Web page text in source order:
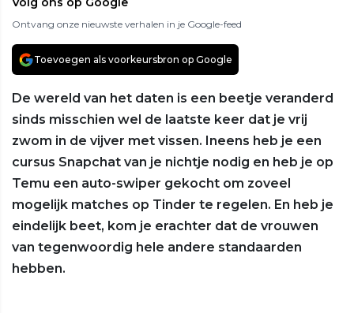
Ontvang onze nieuwste verhalen in je Google-feed
Toevoegen als voorkeursbron op Google
De wereld van het daten is een beetje veranderd
sinds misschien wel de laatste keer dat je vrij
zwom in de vijver met vissen. Ineens heb je een
cursus Snapchat van je nichtje nodig en heb je op
Temu een auto-swiper gekocht om zoveel
mogelijk matches op Tinder te regelen. En heb je
eindelijk beet, kom je erachter dat de vrouwen
van tegenwoordig hele andere standaarden
hebben.